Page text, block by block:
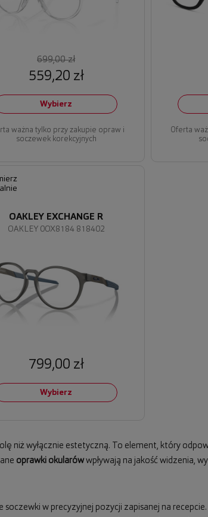
699,00 zł
559,20 zł
Wybierz
ważna tylko przy zakupie opraw i
soczewek korekcyjnych
Oferta
OAKLEY 0OX8184 818402
OAKLEY EXCHANGE R
799,00 zł
Wybierz
niż wyłącznie estetyczną. To element, który
oprawki okularów wpływają na jakość widzenia,
w precyzyjnej pozycji zapisanej na